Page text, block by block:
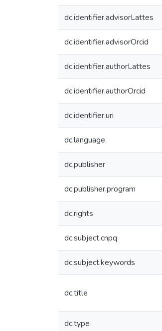
dc.identifier.advisorLattes
dc.identifier.advisorOrcid
dc.identifier.authorLattes
dc.identifier.authorOrcid
dc.identifier.uri
dc.language
dc.publisher
dc.publisher.program
dc.rights
dc.subject.cnpq
dc.subject.keywords
dc.title
dc.type